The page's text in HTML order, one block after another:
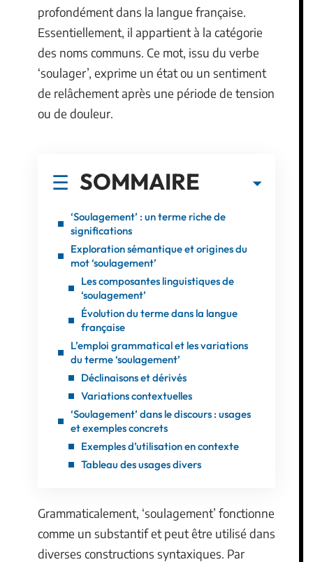
profondément dans la langue française.
Essentiellement, il appartient à la catégorie
des noms communs. Ce mot, issu du verbe
‘soulager’, exprime un état ou un sentiment
de relâchement après une période de tension
ou de douleur.
SOMMAIRE
‘Soulagement’ : un terme riche de
significations
Exploration sémantique et origines du
mot ‘soulagement’
Les composantes linguistiques de
‘soulagement’
Évolution du terme dans la langue
française
L’emploi grammatical et les variations
du terme ‘soulagement’
Déclinaisons et dérivés
Variations contextuelles
‘Soulagement’ dans le discours : usages
et exemples concrets
Exemples d’utilisation en contexte
Tableau des usages divers
Grammaticalement, ‘soulagement’ fonctionne
comme un substantif et peut être utilisé dans
diverses constructions syntaxiques. Par